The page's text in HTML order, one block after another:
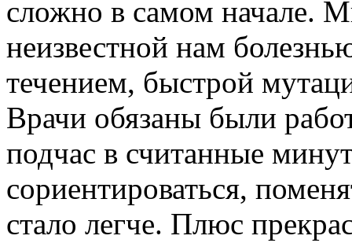
сложно в самом начале.
неизвестной нам
течением, быстрой
Врачи обязаны были
подчас в считанные
сориентироваться,
стало легче. Плюс